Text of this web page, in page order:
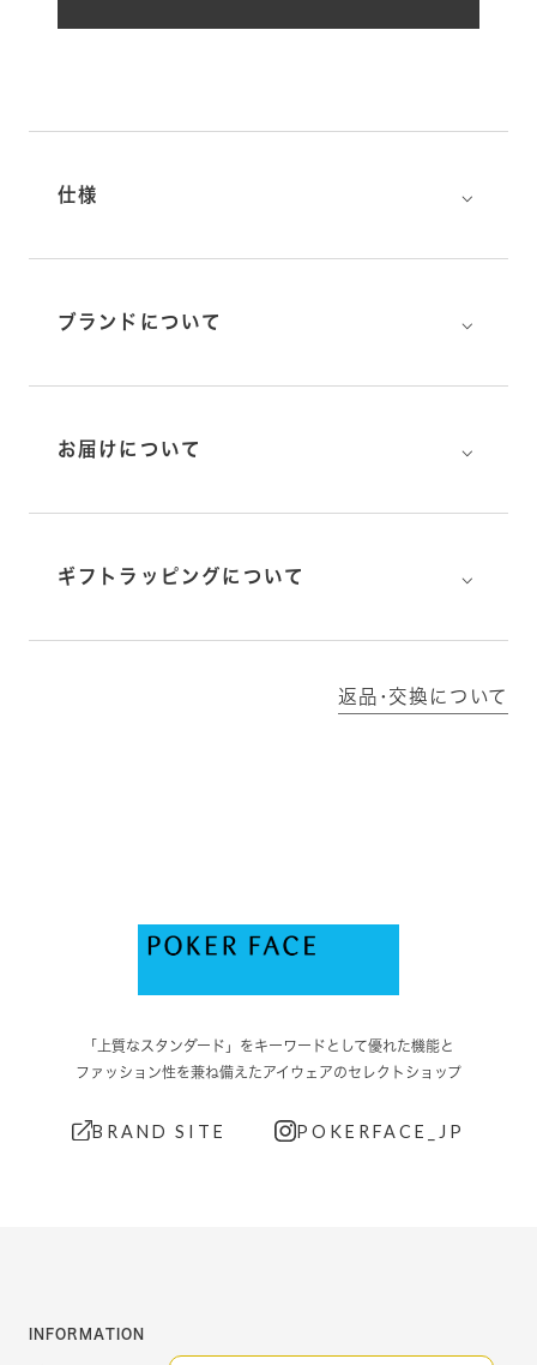
仕様 ⌵
ブランドについて ⌵
お届けについて ⌵
ギフトラッピングについて ⌵
返品･交換について
「上質なスタンダード」をキーワードとして優れた機能と
ファッション性を兼ね備えたアイウェアのセレクトショップ
BRAND SITE POKERFACE_JP
INFORMATION